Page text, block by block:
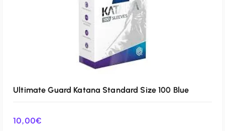
Ultimate Guard Katana Standard Size 100 Blue
10,00€